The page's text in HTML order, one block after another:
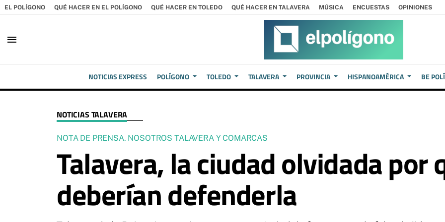
EL POLÍGONO QUÉ HACER EN EL POLÍGONO QUÉ HACER EN TOLEDO QUÉ HACER EN TALAVERA MÚSICA ENCUESTAS OPINIONES
menu
NOTICIAS EXPRESS POLÍGONO TOLEDO TALAVERA PROVINCIA HISPANOAMÉRICA BE
NOTICIAS TALAVERA
NOTA DE PRENSA. NOSOTROS TALAVERA Y COMARCAS
Talavera, la ciudad olvidada por
deberían defenderla